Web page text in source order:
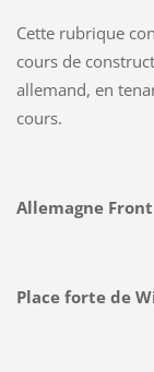
Cette rubrique
cours de
allemand, en
cours.
Allemagne
Place forte de